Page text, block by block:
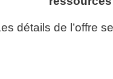
détails de l’offre